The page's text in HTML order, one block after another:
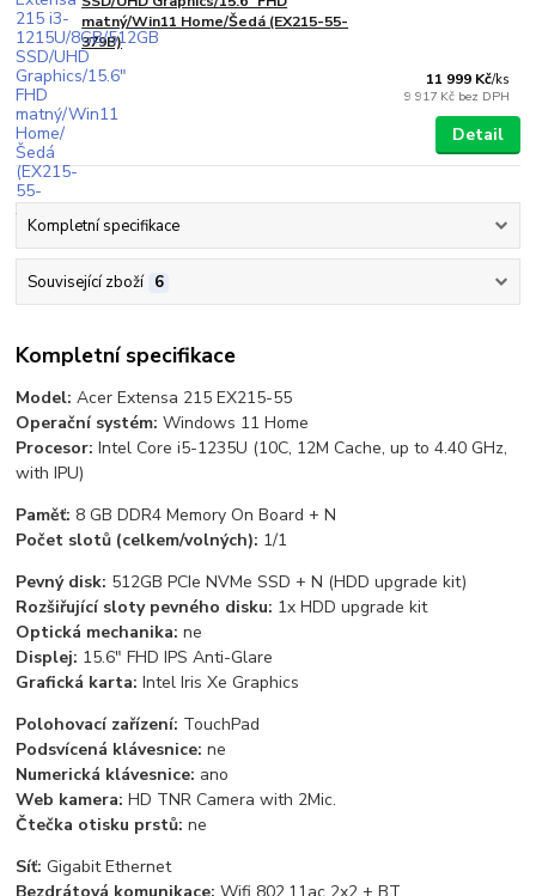
matný/Win11 Home/Šedá (EX215-55-
379B)
11 999 Kč/ks
9 917 Kč bez DPH
Detail
Kompletní specifikace
Související zboží 6
Kompletní specifikace
Model:Acer Extensa 215 EX215-55
Operační systém:Windows 11 Home
Procesor:Intel Core i5-1235U (10C, 12M Cache, up to 4.40 GHz,
with IPU)
Paměť: 8 GB DDR4 Memory On Board + N
Počet slotů (celkem/volných): 1/1
Pevný disk: 512GB PCIe NVMe SSD + N (HDD upgrade kit)
Rozšiřující sloty pevného disku: 1x HDD upgrade kit
Optická mechanika:ne
Displej: 15.6" FHD IPS Anti-Glare
Grafická karta:Intel Iris Xe Graphics
Polohovací zařízení: TouchPad
Podsvícená klávesnice:ne
Numerická klávesnice: ano
Web kamera:HD TNR Camera with 2Mic.
Čtečka otisku prstů:ne
Síť: Gigabit Ethernet
Bezdrátová komunikace:Wifi 802.11ac 2x2 + BT